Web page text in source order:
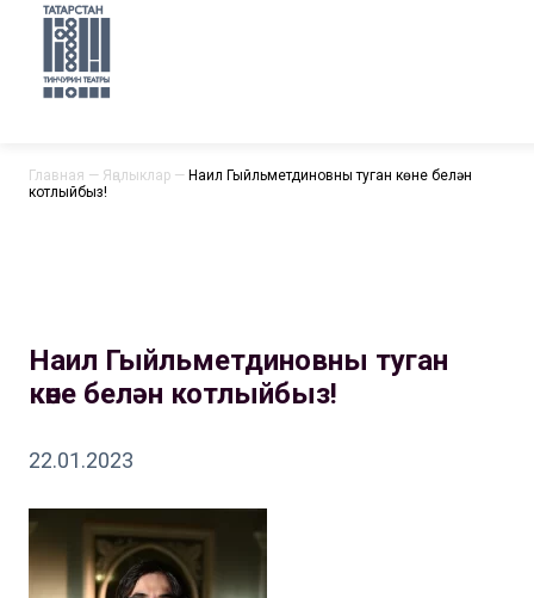
Главная — Яңалыклар — Наил Гыйльметдиновны туган көне белән
котлыйбыз!
Наил Гыйльметдиновны туган
көне белән котлыйбыз!
22.01.2023